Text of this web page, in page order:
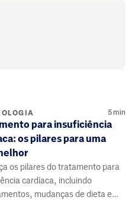
5min
para insuficiência
os pilares para uma
os pilares do tratamento para
cardíaca, incluindo
mudanças de dieta e